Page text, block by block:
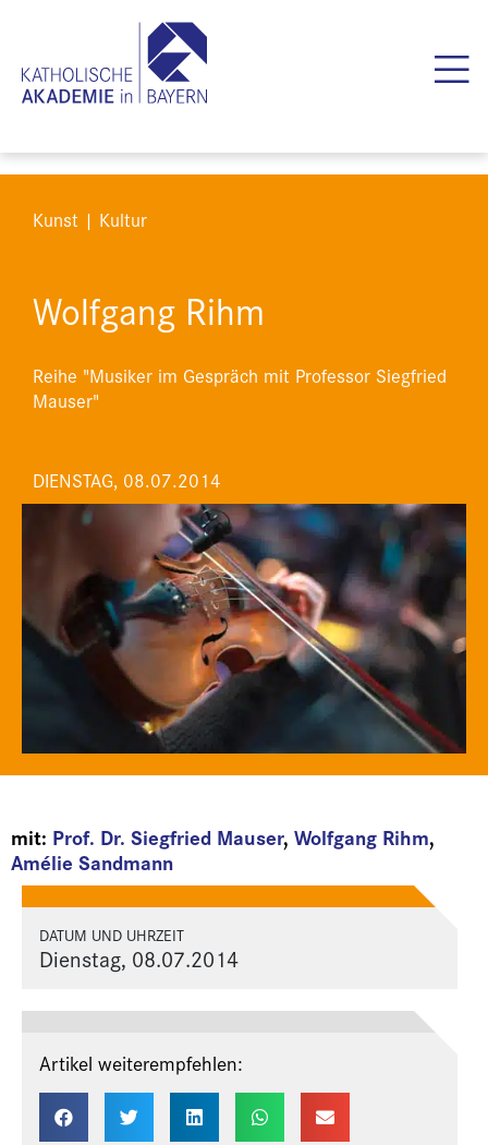
Kunst | Kultur
Wolfgang Rihm
Reihe "Musiker im Gespräch mit Professor Siegfried
Mauser"
DIENSTAG, 08.07.2014
mit: Prof. Dr. Siegfried Mauser, Wolfgang Rihm,
Amélie Sandmann
DATUM UND UHRZEIT
Dienstag, 08.07.2014
Artikel weiterempfehlen: